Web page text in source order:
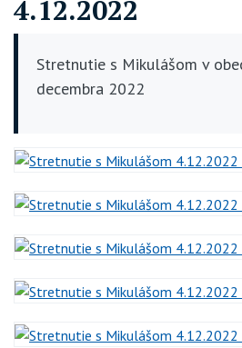
4.12.2022
Stretnutie s Mikulášom v
decembra 2022